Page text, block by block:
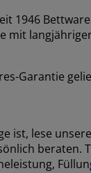
1946
mit
Garantie
lese
beraten.